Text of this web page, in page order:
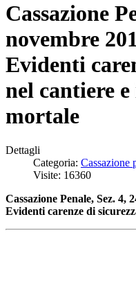
Cassazione
novembre
Evidenti
nel cantiere
mortale
Dettagli
Categoria: Cassazione
Visite: 16360
Cassazione Penale, Sez. 4,
Evidenti carenze di